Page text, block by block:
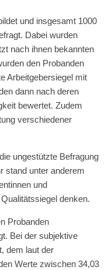
und insgesamt 1000
Dabei wurden
nach ihnen bekannten
den Probanden
Arbeitgebersiegel mit
dann nach deren
bewertet. Zudem
verschiedener
ungestützte Befragung
stand unter anderem
und
denken.
Probanden
Bei der subjektive
dem laut der
Werte zwischen 34,03